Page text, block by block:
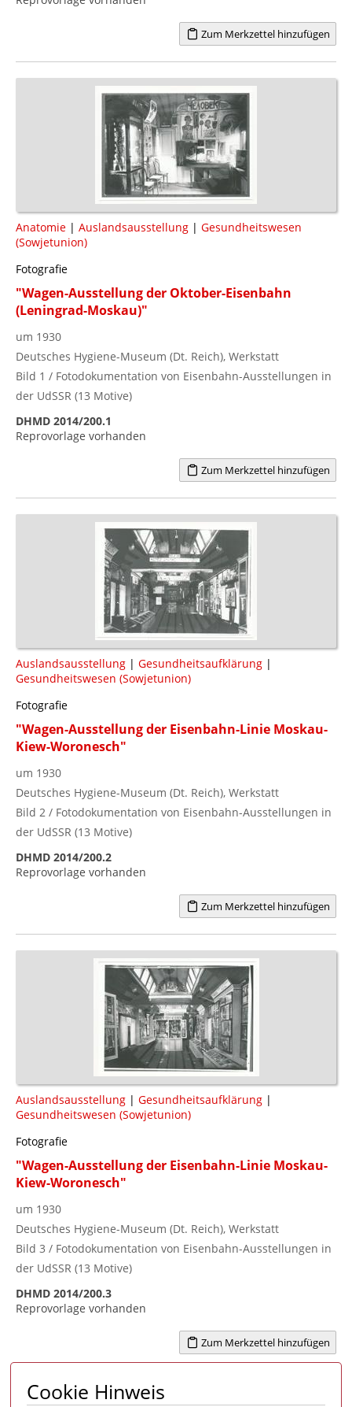
Zum Merkzettel hinzufügen
Anatomie | Auslandsausstellung | Gesundheitswesen
(Sowjetunion)
Fotografie
"Wagen-Ausstellung der Oktober-Eisenbahn
(Leningrad-Moskau)"
um 1930
Deutsches Hygiene-Museum (Dt. Reich), Werkstatt
Bild 1 / Fotodokumentation von Eisenbahn-Ausstellungen in
der UdSSR (13 Motive)
DHMD 2014/200.1
Reprovorlage vorhanden
Zum Merkzettel hinzufügen
Auslandsausstellung | Gesundheitsaufklärung |
Gesundheitswesen (Sowjetunion)
Fotografie
"Wagen-Ausstellung der Eisenbahn-Linie Moskau-
Kiew-Woronesch"
um 1930
Deutsches Hygiene-Museum (Dt. Reich), Werkstatt
Bild 2 / Fotodokumentation von Eisenbahn-Ausstellungen in
der UdSSR (13 Motive)
DHMD 2014/200.2
Reprovorlage vorhanden
Zum Merkzettel hinzufügen
Auslandsausstellung | Gesundheitsaufklärung |
Gesundheitswesen (Sowjetunion)
Fotografie
"Wagen-Ausstellung der Eisenbahn-Linie Moskau-
Kiew-Woronesch"
um 1930
Deutsches Hygiene-Museum (Dt. Reich), Werkstatt
Bild 3 / Fotodokumentation von Eisenbahn-Ausstellungen in
der UdSSR (13 Motive)
DHMD 2014/200.3
Reprovorlage vorhanden
Zum Merkzettel hinzufügen
Seite 1 von 8 1 2 3 4 ... 8 >
Cookie Hinweis